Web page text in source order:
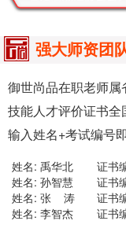
强大师资团
御世尚品在职老师
技能人才评价证书全
输入姓名+考试编号
姓名: 禹华北
证书
姓名: 孙智慧
证书
姓名: 张 涛
证书
姓名: 李智杰
证书